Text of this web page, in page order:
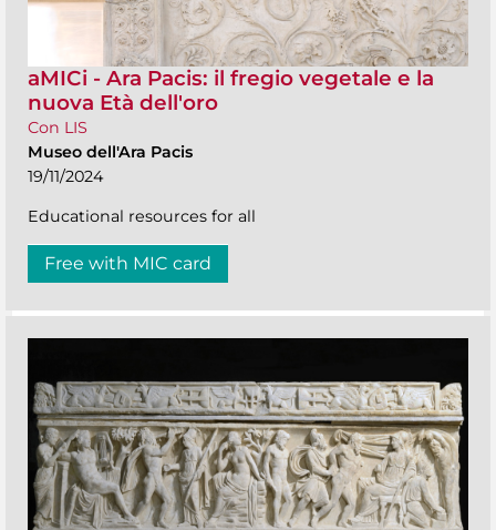
aMICi - Ara Pacis: il fregio vegetale e la
nuova Età dell'oro
Con LIS
Museo dell'Ara Pacis
19/11/2024
Educational resources for all
Free with MIC card